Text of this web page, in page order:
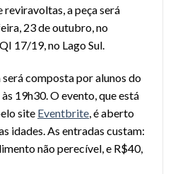
reviravoltas, a peça será
23 de outubro, no
17/19, no Lago Sul.
composta por alunos do
19h30. O evento, que está
site Eventbrite, é aberto
idades. As entradas custam:
não perecível, e R$40,